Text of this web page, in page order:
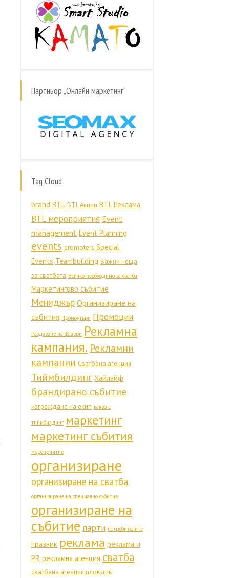
Партньор „Онлайн маркетинг“
Tag Cloud
brand BTL BTL Акции BTL Реклама
BTL мероприятия Event
management Event Planning
events promoters Special
Events Teambuilding Важни неща
за сватбата Всичко необходимо за сватба
Маркетингово събитие
Мениджър Организиране на
събития Промоутъри Промоции
Раздаване на флаери Рекламна
кампания. Рекламни
кампании Сватбена агенция
Тиймбилдинг Хайлайф
брандирано събитие
изграждане на екип какво е
тиймбилдинг маркетинг
маркетинг събития
мероприятие
организиране
организиране на сватба
организиране на специално събитие
организиране на
събитие парти потребителите
празник реклама реклама и
PR рекламна агенция сватба
сватбена агенция пловдив